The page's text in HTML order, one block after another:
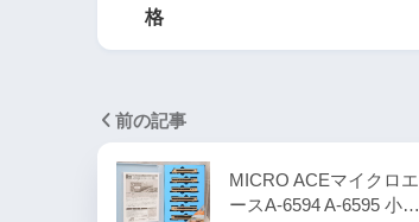
格
前の記事
MICRO ACEマイクロエ
ースA-6594 A-6595 小…